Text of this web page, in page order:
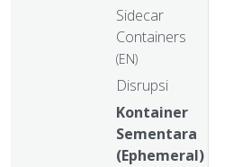
Sidecar
Containers
(EN)
Disrupsi
Kontainer
Sementara
(Ephemeral)